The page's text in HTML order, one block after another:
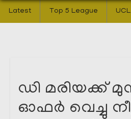
Latest Top 5 League UCL
ഡി മരിയക്ക്
ഓഫർ വെച്ചു